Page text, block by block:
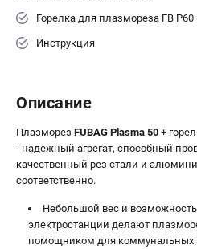
Горелка для плазмореза FB
Инструкция
Описание
Плазморез FUBAG Plasma 50 +
- надежный агрегат, способный
качественный рез стали и
соответственно.
Небольшой вес и
электростанции делают
помощником для коммунальных